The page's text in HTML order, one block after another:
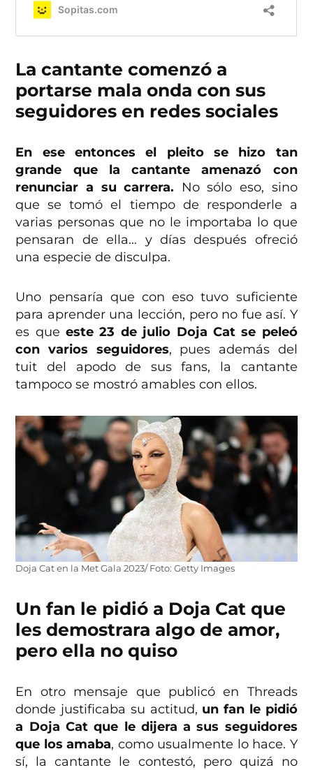
La cantante comenzó a
portarse mala onda con sus
seguidores en redes sociales
En ese entonces el pleito se hizo tan
grande que la cantante amenazó con
renunciar a su carrera. No sólo eso, sino
que se tomó el tiempo de responderle a
varias personas que no le importaba lo que
pensaran de ella… y días después ofreció
una especie de disculpa.
Uno pensaría que con eso tuvo suficiente
para aprender una lección, pero no fue así. Y
es queeste 23 de julio Doja Cat se peleó
con varios seguidores, pues además del
tuit del apodo de sus fans, la cantante
tampoco se mostró amables con ellos.
Doja Cat en la Met Gala 2023/ Foto: Getty Images
Un fan le pidió a Doja Cat que
les demostrara algo de amor,
pero ella no quiso
En otro mensaje que publicó en Threads
donde justificaba su actitud, un fan le pidió
a Doja Cat que le dijera a sus seguidores
que los amaba, como usualmente lo hace. Y
sí, la cantante le contestó, pero quizá no